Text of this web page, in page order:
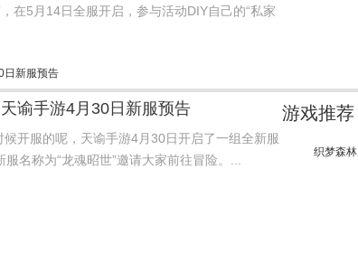
在5月14日全服开启，参与活动DIY自己的“私家
岛折扣券。入驻5月14日天谕手游新服“鲸歌甜
谕手游4月30日新服预告
开服的呢，天谕手游4月30日开启了一组全新服
名称为“龙魂昭世”邀请大家前往冒险。...
游戏推荐
织梦森林